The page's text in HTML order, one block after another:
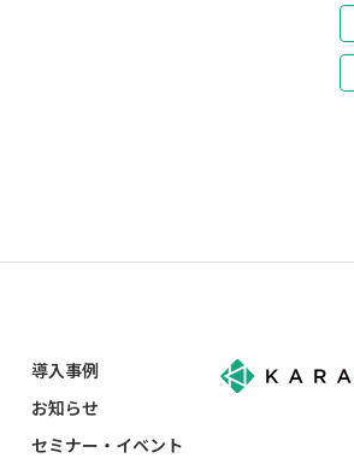
導入事例
お知らせ
セミナー・イベント